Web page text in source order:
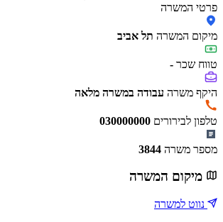
פרטי המשרה
מיקום המשרה תל אביב
טווח שכר -
היקף משרה עבודה במשרה מלאה
טלפון לבירורים 030000000
מספר משרה 3844
מיקום המשרה
נווט למשרה